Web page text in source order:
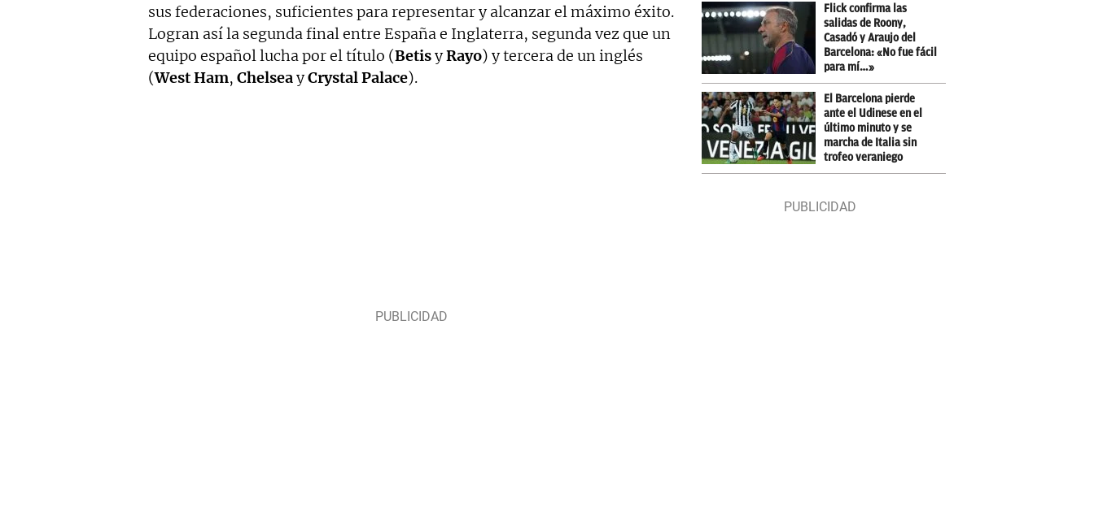
sus federaciones, suficientes para representar y alcanzar el máximo éxito.
Logran así la segunda final entre España e Inglaterra, segunda vez que un
equipo español lucha por el título (BetisyRayo) y tercera de un inglés
(WestHam, ChelseayCrystalPalace).
Flick confirma las
salidas de Roony,
Casadó y Araujo del
Barcelona: «No fue fácil
para mí…»
El Barcelona pierde
ante el Udinese en el
último minuto y se
marcha de Italia sin
trofeo veraniego